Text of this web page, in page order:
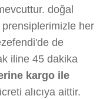
doğal
prensiplerimizle her
de
iline 45 dakika
kargo ile
alıcıya aittir.